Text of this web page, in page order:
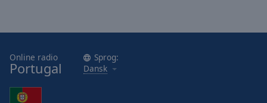
Online radio
Portugal
Sprog:
Dansk